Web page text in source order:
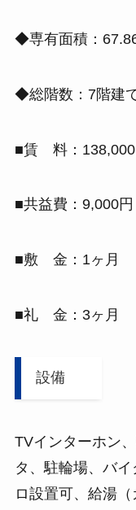
◆専有面積：
◆総階数：7階建
■賃 料：138,000
■共益費：9,000円
■敷 金：1ヶ月
■礼 金：3ヶ月
設備
TVインターホン
タ、駐輪場、バ
ロ設置可、給湯（